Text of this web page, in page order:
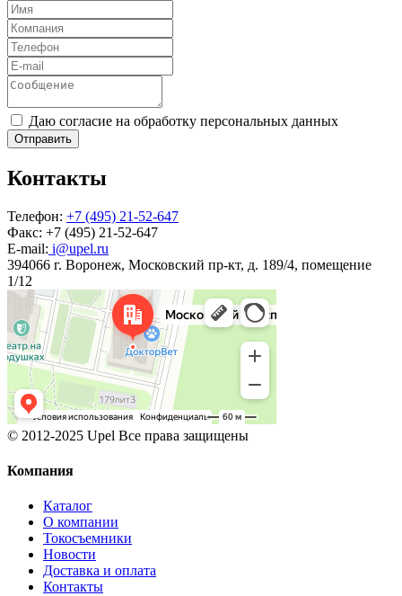
Даю согласие на обработку персональных данных
Отправить
Контакты
Телефон: +7 (495) 21-52-647
Факс: +7 (495) 21-52-647
E-mail: i@upel.ru
394066 г. Воронеж, Московский пр-кт, д. 189/4, помещение
1/12
© 2012-2025 Upel Все права защищены
Компания
Каталог
О компании
Токосъемники
Новости
Доставка и оплата
Контакты